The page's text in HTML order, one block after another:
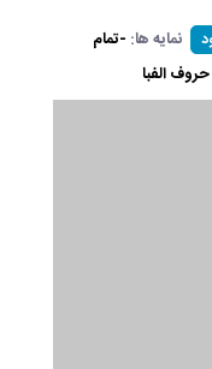
نمایه ها: -تمام
الفبا